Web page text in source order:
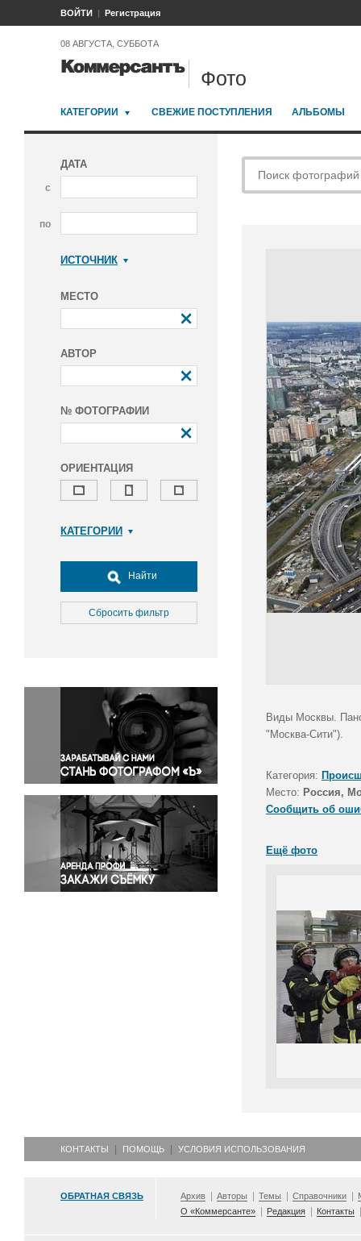
ВОЙТИ Регистрация
08 АВГУСТА, СУББОТА
Фото
КАТЕГОРИИ СВЕЖИЕ ПОСТУПЛЕНИЯ АЛЬБОМЫ
ДАТА
с
по
ИСТОЧНИК
МЕСТО
АВТОР
№ ФОТОГРАФИИ
ОРИЕНТАЦИЯ
КАТЕГОРИИ
Досуг, туризм и отдых
Культура
Медицина
Окружающая среда
Политика
Правосудие
Происшествия и конфликты
Религия
Светская жизнь
Спорт
Экология
Экономика и бизнес
Найти
Сбросить фильтр
Виды Москвы.
"Москва-Сити").
Категория:
Место: Россия,
Сообщить об
Ещё фото
КОНТАКТЫ ПОМОЩЬ УСЛОВИЯ ИСПОЛЬЗОВАНИЯ
ОБРАТНАЯ СВЯЗЬ Архив Авторы Темы Справочники
О «Коммерсанте»
Редакция Контакты